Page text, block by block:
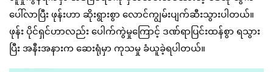
ပေါ်လာပြီး ဖုန်းဟာ ဆိုးရွားစွာ လောင်ကျွမ်းပျက်ဆီးသွားပါတယ်။
ဖုန်း ပိုင်ရှင်ဟာလည်း ပေါက်ကွဲမှုကြောင့် ဒဏ်ရာပြင်းထန်စွာ ရသွား
ပြီး အနီးအနားက ဆေးရုံမှာ ကုသမှု ခံယူခဲ့ရပါတယ်။